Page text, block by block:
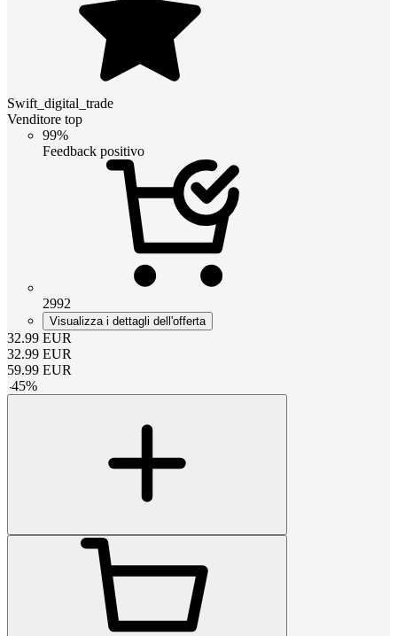
Swift_digital_trade
Venditore top
99%
Feedback positivo
2992
Visualizza i dettagli dell'offerta
32.99 EUR
32.99 EUR
59.99 EUR
-45%